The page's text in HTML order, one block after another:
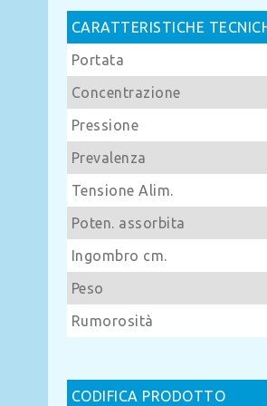
CARATTERISTICHE
Portata
Concentrazione
Pressione
Prevalenza
Tensione Alim.
Poten. assorbita
Ingombro cm.
Peso
Rumorosità
CODIFICA PRODOTTO